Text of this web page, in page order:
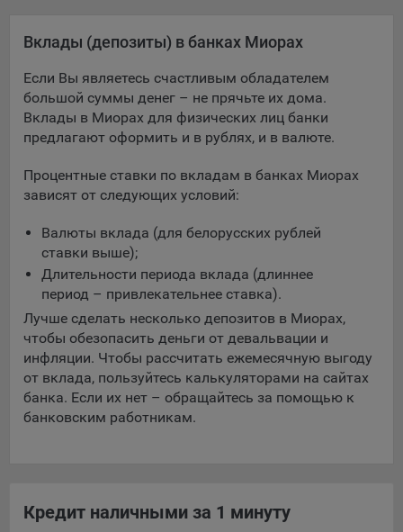
сервис показа контекстной рекламы. Адрес: Yandex
Europe AG, Werftestrasse 4, CH-6005 Luzern, Switzerland.
Google Ads - сервис показа контекстной рекламы,
предоставляемый компанией Google Ireland Ltd, Gordon
House Barrow Street Dublin 4, D04E5W5 Ireland.
Сохранить мои изменения
Вклады (депозиты) в банках Миорах
Если Вы являетесь счастливым обладателем
большой суммы денег – не прячьте их дома.
Вклады в Миорах для физических лиц банки
предлагают оформить и в рублях, и в валюте.
Процентные ставки по вкладам в банках Миорах
зависят от следующих условий:
Валюты вклада (для белорусских рублей
ставки выше);
Длительности периода вклада (длиннее
период – привлекательнее ставка).
Лучше сделать несколько депозитов в Миорах,
чтобы обезопасить деньги от девальвации и
инфляции. Чтобы рассчитать ежемесячную выгоду
от вклада, пользуйтесь калькуляторами на сайтах
банка. Если их нет – обращайтесь за помощью к
банковским работникам.
Кредит наличными за 1 минуту